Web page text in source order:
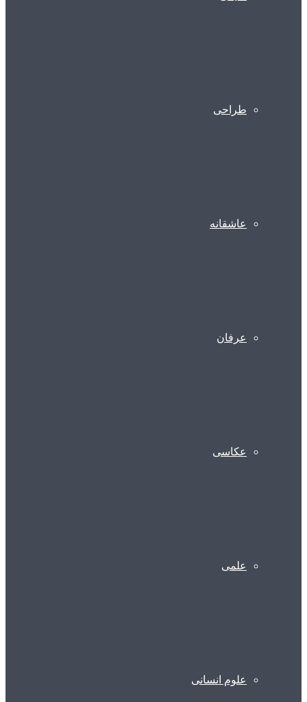
طراحی
عاشقانه
عرفان
عکاسی
علمی
علوم انسانی